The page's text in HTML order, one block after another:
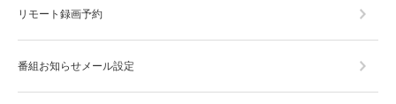
リモート録画予約
番組お知らせメール設定